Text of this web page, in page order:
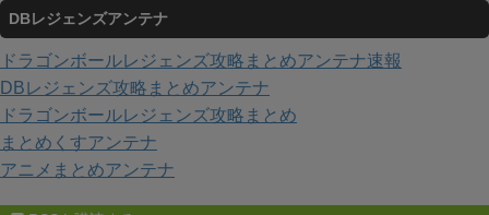
DBレジェンズアンテナ
ドラゴンボールレジェンズ攻略まとめアンテナ速報
DBレジェンズ攻略まとめアンテナ
ドラゴンボールレジェンズ攻略まとめ
まとめくすアンテナ
アニメまとめアンテナ